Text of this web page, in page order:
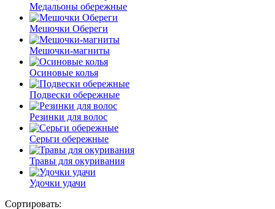
Медальоны обережные
Мешочки Обереги
Мешочки-магниты
Осиновые колья
Подвески обережные
Резинки для волос
Серьги обережные
Травы для окуривания
Удочки удачи
Сортировать: